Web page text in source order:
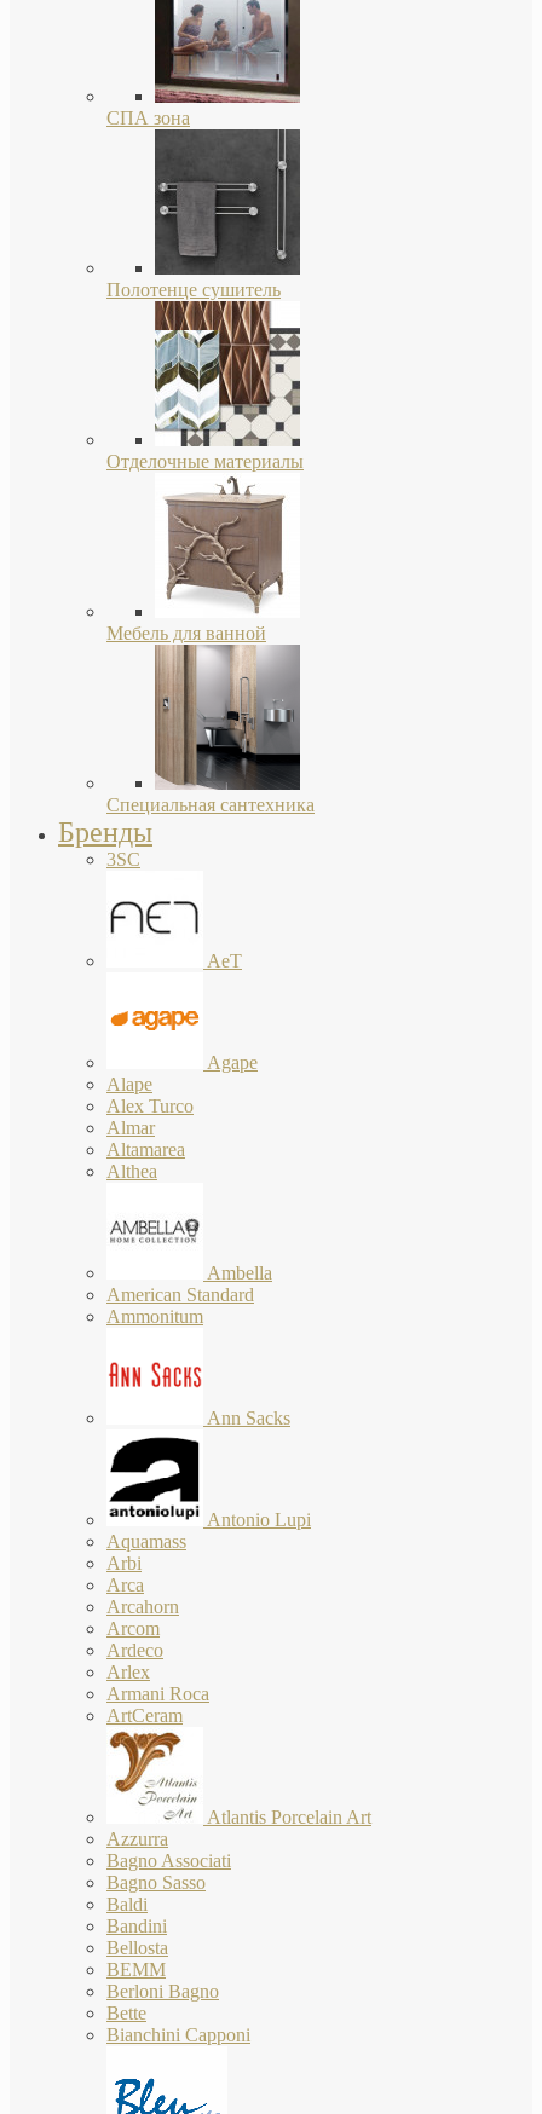
СПА зона
Полотенце сушитель
Отделочные материалы
Мебель для ванной
Специальная сантехника
Бренды
3SC
AeT
Agape
Alape
Alex Turco
Almar
Altamarea
Althea
Ambella
American Standard
Ammonitum
Ann Sacks
Antonio Lupi
Aquamass
Arbi
Arca
Arcahorn
Arcom
Ardeco
Arlex
Armani Roca
ArtCeram
Atlantis Porcelain Art
Azzurra
Bagno Associati
Bagno Sasso
Baldi
Bandini
Bellosta
BEMM
Berloni Bagno
Bette
Bianchini Capponi